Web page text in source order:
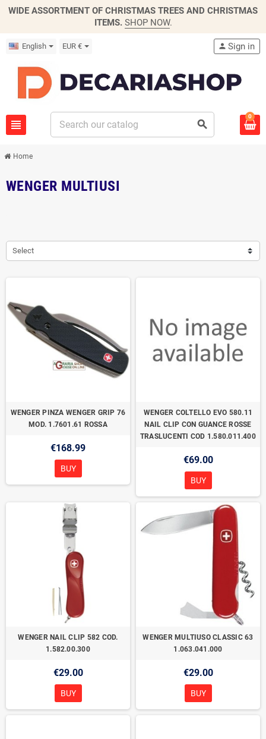
WIDE ASSORTMENT OF CHRISTMAS TREES AND CHRISTMAS
ITEMS. SHOP NOW.
English EUR €
view_headline search
person Sign in
0
Home
WENGER MULTIUSI
Select
WENGER PINZA WENGER GRIP 76
MOD. 1.7601.61 ROSSA
€168.99
BUY
WENGER COLTELLO EVO 580.11
NAIL CLIP CON GUANCE ROSSE
TRASLUCENTI COD 1.580.011.400
€69.00
BUY
WENGER NAIL CLIP 582 COD.
1.582.00.300
€29.00
BUY
WENGER MULTIUSO CLASSIC 63
1.063.041.000
€29.00
BUY